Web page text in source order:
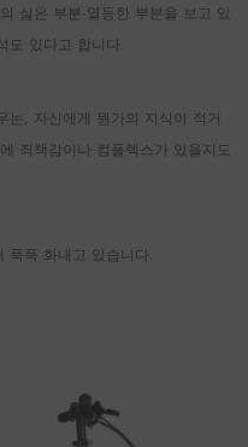
싫은 부분·열등한 부분을 보고 있
도 있다고 합니다.
는, 자신에게 뭔가의 지식이 적거
죄책감이나 컴플렉스가 있을지도
푹푹 화내고 있습니다.